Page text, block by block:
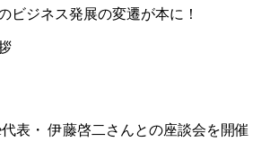
ビジネス発展の変遷が本に！